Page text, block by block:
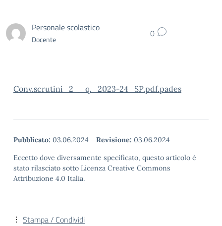
Personale scolastico
Docente 0
Conv.scrutini_2__q._2023-24_SP.pdf.pades
Pubblicato: 03.06.2024 - Revisione: 03.06.2024
Eccetto dove diversamente specificato, questo articolo è
stato rilasciato sotto Licenza Creative Commons
Attribuzione 4.0 Italia.
Stampa / Condividi